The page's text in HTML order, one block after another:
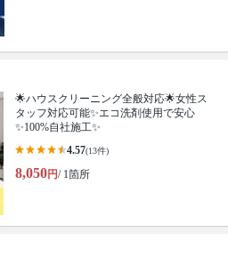
🌟ハウスクリーニング全般対応🌟女性ス
タッフ対応可能✨エコ洗剤使用で安心
✨100%自社施工✨
4.57(13件)
8,050円/ 1箇所